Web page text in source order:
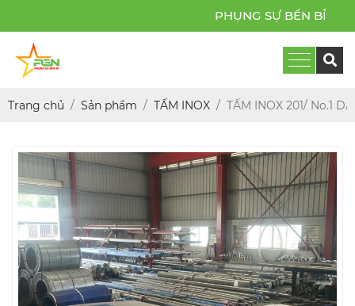
PHỤNG SỰ BỀN BỈ
Trang chủ Sản phẩm TẤM INOX TẤM INOX 201/ No.1